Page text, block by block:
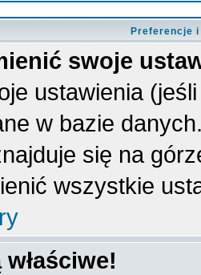
Preferencje
swoje
ustawienia
w bazie
się na
wszystkie